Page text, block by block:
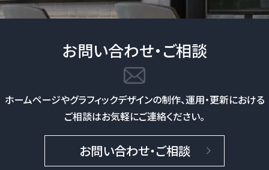
お問い合わせ・ご相談
ホームページやグラフィックデザインの制作、運用・更新における
ご相談はお気軽にご連絡ください。
お問い合わせ・ご相談